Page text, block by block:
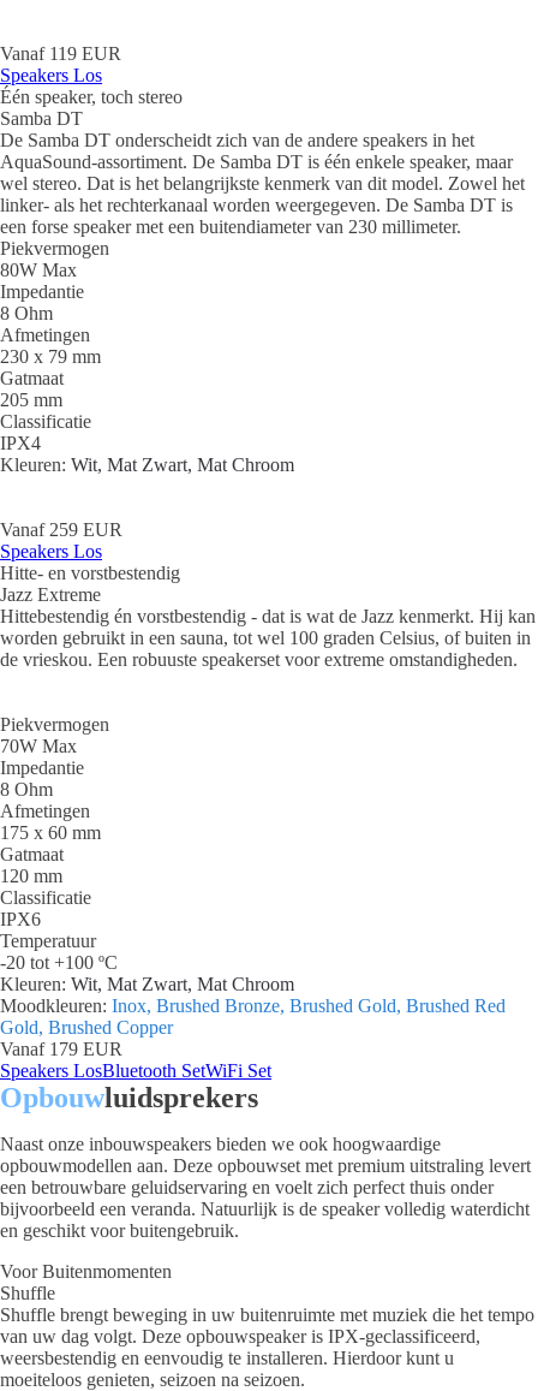
Vanaf 119 EUR
Speakers Los
Één speaker, toch stereo
Samba DT
De Samba DT onderscheidt zich van de andere speakers in het
AquaSound-assortiment. De Samba DT is één enkele speaker, maar
wel stereo. Dat is het belangrijkste kenmerk van dit model. Zowel het
linker- als het rechterkanaal worden weergegeven. De Samba DT is
een forse speaker met een buitendiameter van 230 millimeter.
Piekvermogen
80W Max
Impedantie
8 Ohm
Afmetingen
230 x 79 mm
Gatmaat
205 mm
Classificatie
IPX4
Kleuren: Wit, Mat Zwart, Mat Chroom
Vanaf 259 EUR
Speakers Los
Hitte- en vorstbestendig
Jazz Extreme
Hittebestendig én vorstbestendig - dat is wat de Jazz kenmerkt. Hij kan
worden gebruikt in een sauna, tot wel 100 graden Celsius, of buiten in
de vrieskou. Een robuuste speakerset voor extreme omstandigheden.
Piekvermogen
70W Max
Impedantie
8 Ohm
Afmetingen
175 x 60 mm
Gatmaat
120 mm
Classificatie
IPX6
Temperatuur
-20 tot +100 ºC
Kleuren: Wit, Mat Zwart, Mat Chroom
Moodkleuren: Inox, Brushed Bronze, Brushed Gold, Brushed Red
Gold, Brushed Copper
Vanaf 179 EUR
Speakers LosBluetooth SetWiFi Set
Opbouwluidsprekers
Naast onze inbouwspeakers bieden we ook hoogwaardige
opbouwmodellen aan. Deze opbouwset met premium uitstraling levert
een betrouwbare geluidservaring en voelt zich perfect thuis onder
bijvoorbeeld een veranda. Natuurlijk is de speaker volledig waterdicht
en geschikt voor buitengebruik.
Voor Buitenmomenten
Shuffle
Shuffle brengt beweging in uw buitenruimte met muziek die het tempo
van uw dag volgt. Deze opbouwspeaker is IPX‑geclassificeerd,
weersbestendig en eenvoudig te installeren. Hierdoor kunt u
moeiteloos genieten, seizoen na seizoen.